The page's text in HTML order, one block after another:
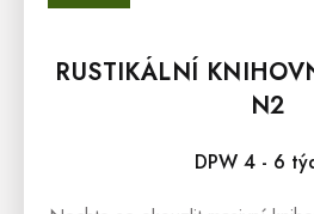
RUSTIKÁLNÍ
N2
DPW 4 - 6